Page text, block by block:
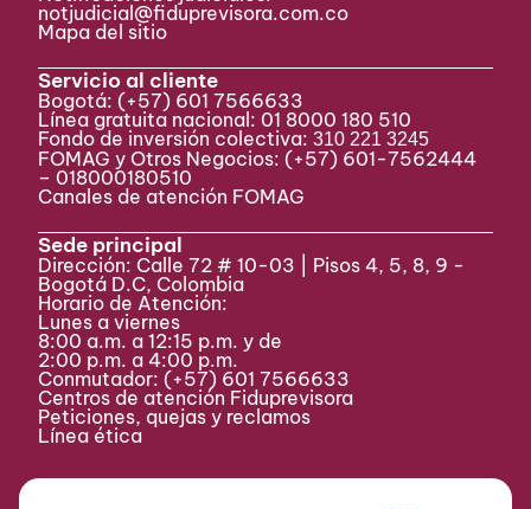
notjudicial@fiduprevisora.com.co
Mapa del sitio
Servicio al cliente
Bogotá: (+57) 601 7566633
Línea gratuita nacional: 01 8000 180 510
Fondo de inversión colectiva:310 221 3245
FOMAG y Otros Negocios: (+57) 601-7562444
– 018000180510
Canales de atención FOMAG
Sede principal
Dirección: Calle 72 # 10-03 | Pisos 4, 5, 8, 9 -
Bogotá D.C, Colombia
Horario de Atención:
Lunes a viernes
8:00 a.m. a 12:15 p.m. y de
2:00 p.m. a 4:00 p.m.
Conmutador: (+57) 601 7566633
Centros de atención Fiduprevisora
Peticiones, quejas y reclamos
Línea ética